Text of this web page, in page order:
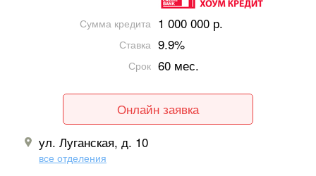
Сумма кредита 1 000 000 р.
Ставка 9.9%
Срок 60 мес.
Онлайн заявка
ул. Луганская, д. 10
все отделения